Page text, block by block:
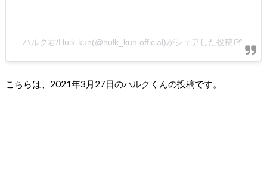
ハルク君/Hulk-kun(@hulk_kun.official)がシェアした投稿
こちらは、2021年3月27日のハルクくんの投稿です。